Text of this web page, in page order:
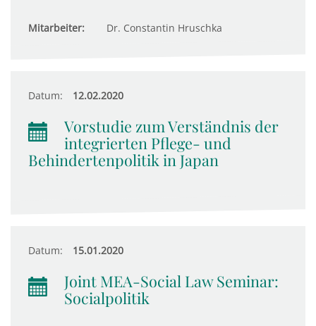
Mitarbeiter: Dr. Constantin Hruschka
Datum: 12.02.2020
Vorstudie zum Verständnis der
integrierten Pflege- und
Behindertenpolitik in Japan
Datum: 15.01.2020
Joint MEA-Social Law Seminar:
Socialpolitik